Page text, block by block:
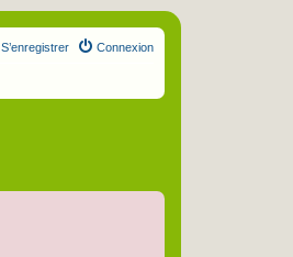
Connexion
S’enregistrer